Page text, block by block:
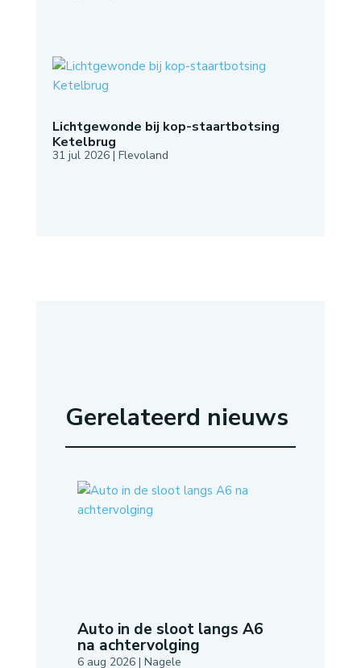
Lichtgewonde bij kop-staartbotsing
Ketelbrug
31 jul 2026| Flevoland
Gerelateerd nieuws
Auto in de sloot langs A6
na achtervolging
6 aug 2026| Nagele